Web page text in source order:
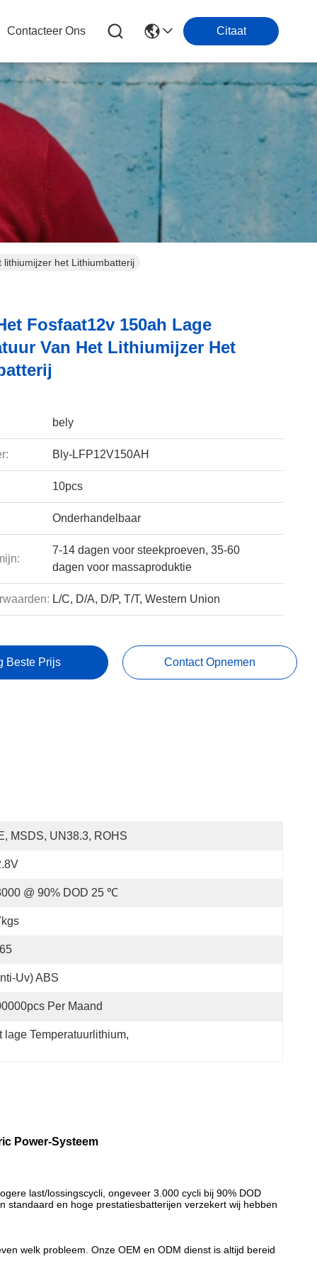
Contacteer Ons Citaat
het Lithiumbatterij
Fosfaat12v 150ah Lage
Van Het Lithiumijzer Het
bely
Bly-LFP12V150AH
10pcs
Onderhandelbaar
7-14 dagen voor steekproeven, 35-60
dagen voor massaproduktie
L/C, D/A, D/P, T/T, Western Union
Beste Prijs Contact Opnemen
MSDS, UN38.3, ROHS
@ 90% DOD 25 ℃
Uv) ABS
Per Maand
lage Temperatuurlithium,
Power-Systeem
last/lossingscycli, ongeveer 3.000 cycli bij 90% DOD
standaard en hoge prestatiesbatterijen verzekert wij hebben
welk probleem. Onze OEM en ODM dienst is altijd bereid